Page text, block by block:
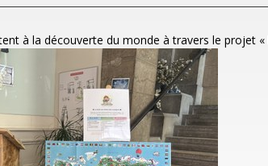
à la découverte du monde à travers le projet